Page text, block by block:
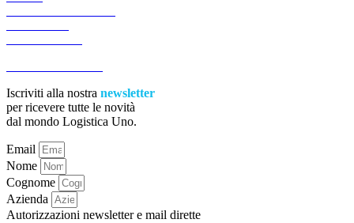
Iscriviti alla nostra newsletter
per ricevere tutte le novità
dal mondo Logistica Uno.
Email
Nome
Cognome
Azienda
Autorizzazioni newsletter e mail dirette